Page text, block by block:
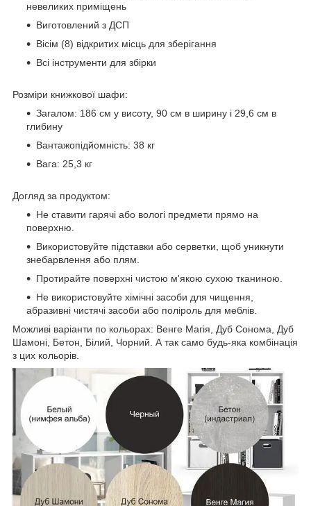
невеликих приміщень
Виготовлений з ДСП
Вісім (8) відкритих місць для зберігання
Всі інструменти для збірки
Розміри книжкової шафи:
Загалом: 186 см у висоту, 90 см в ширину і 29,6 см в
глибину
Вантажопідйомність: 38 кг
Вага: 25,3 кг
Догляд за продуктом:
Не ставити гарячі або вологі предмети прямо на
поверхню.
Використовуйте підставки або серветки, щоб уникнути
знебарвлення або плям.
Протирайте поверхні чистою м'якою сухою тканиною.
Не використовуйте хімічні засоби для чищення,
абразивні чистячі засоби або поліроль для меблів.
Можливі варіанти по кольорах: Венге Магія, Дуб Сонома, Дуб
Шамоні, Бетон, Білий, Чорний. А так само будь-яка комбінація
з цих кольорів.